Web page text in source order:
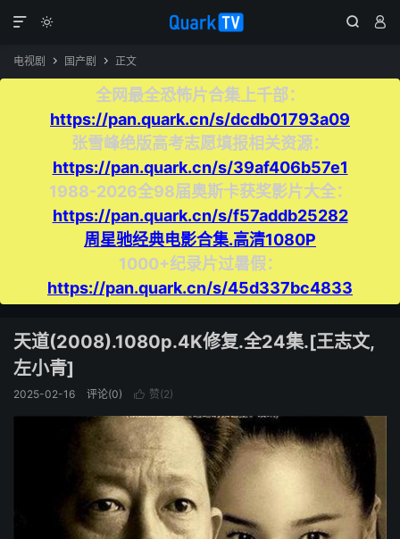
  

电视剧  国产剧  正文
全网最全恐怖片合集上千部：
https://pan.quark.cn/s/dcdb01793a09
张雪峰绝版高考志愿填报相关资源：
https://pan.quark.cn/s/39af406b57e1
1988-2026全98届奥斯卡获奖影片大全：
https://pan.quark.cn/s/f57addb25282
周星驰经典电影合集.高清1080P
1000+纪录片过暑假：
https://pan.quark.cn/s/45d337bc4833
天道(2008).1080p.4K修复.全24集.[王志文,
左小青]
2025-02-16 评论(0)  赞(2)